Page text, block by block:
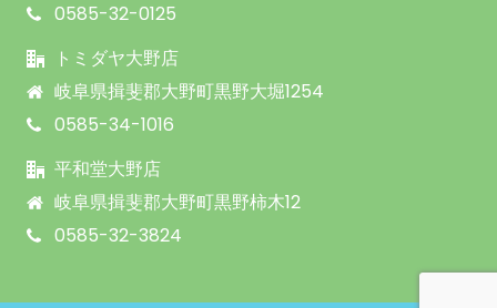
0585-32-0125
トミダヤ大野店
岐阜県揖斐郡大野町黒野大堀1254
0585-34-1016
平和堂大野店
岐阜県揖斐郡大野町黒野柿木12
0585-32-3824